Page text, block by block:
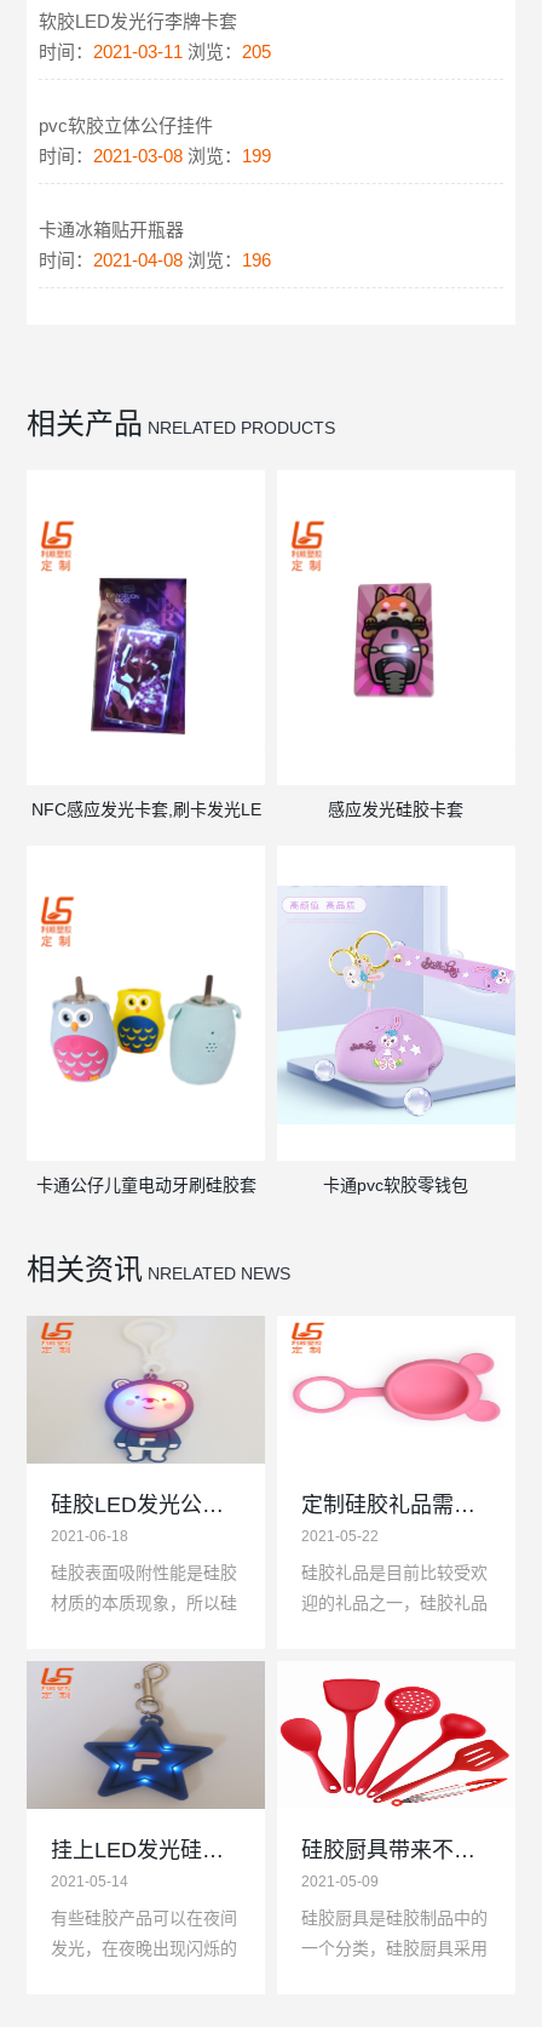
软胶LED发光行李牌卡套
时间： 2021-03-11 浏览： 205
pvc软胶立体公仔挂件
时间： 2021-03-08 浏览： 199
卡通冰箱贴开瓶器
时间： 2021-04-08 浏览： 196
相关产品 NRELATED PRODUCTS
NFC感应发光卡套,刷卡发光LE 感应发光硅胶卡套
卡通公仔儿童电动牙刷硅胶套 卡通pvc软胶零钱包
相关资讯 NRELATED NEWS
硅胶LED发光公仔容易吸灰尘的原因是什么？
2021-06-18
硅胶表面吸附性能是硅胶
材质的本质现象，所以硅
较强的吸附能力，硅胶
LED发光公仔吸附周围灰
尘以及杂物的几率很大，
定制硅胶礼品需要用到的几种工艺介绍
2021-05-22
硅胶礼品是目前比较受欢
迎的礼品之一，硅胶礼品
用非常多，而与其他材质
相比之下除了塑胶之外...
挂上LED发光硅胶钥匙扣夜间行走一眼就看到你
2021-05-14
有些硅胶产品可以在夜间
发光，在夜晚出现闪烁的
硅胶厨具带来不一样的生活体验
2021-05-09
硅胶厨具是硅胶制品中的
一个分类，硅胶厨具采用